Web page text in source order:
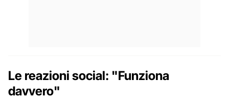
Le reazioni social: "Funziona
davvero"